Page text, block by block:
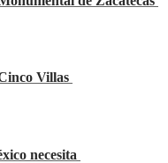
Villas
necesita